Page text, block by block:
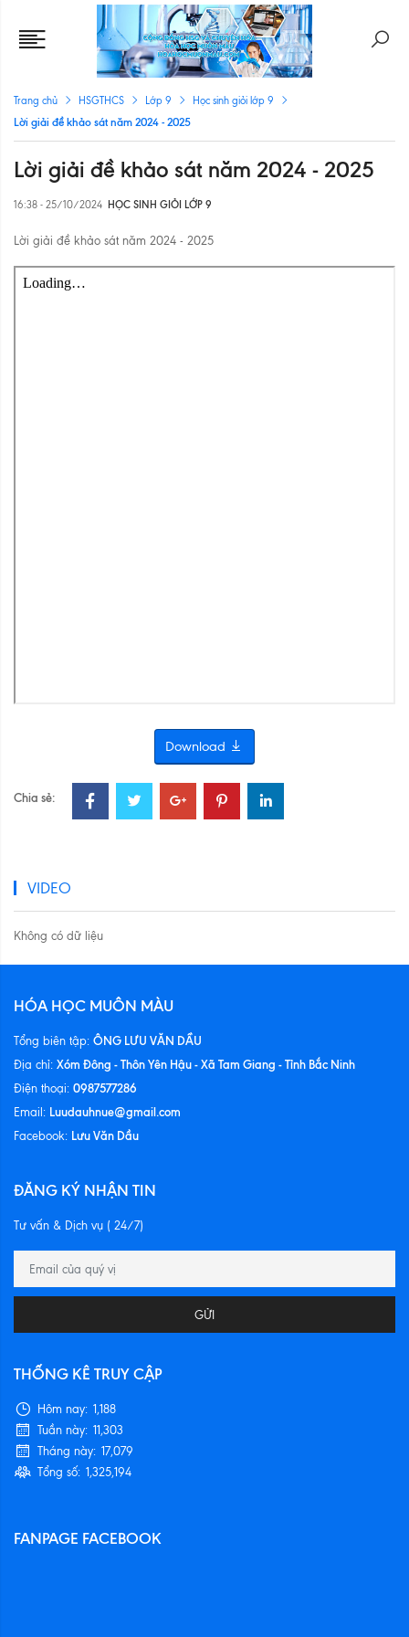
Trang chủ HSGTHCS Lớp 9 Học sinh giỏi lớp 9
Lời giải đề khảo sát năm 2024 - 2025
Lời giải đề khảo sát năm 2024 - 2025
16:38 - 25/10/2024 HỌC SINH GIỎI LỚP 9
Lời giải đề khảo sát năm 2024 - 2025
Download
Chia sẻ:
VIDEO
Không có dữ liệu
HÓA HỌC MUÔN MÀU
Tổng biên tập: ÔNG LƯU VĂN DẦU
Địa chỉ: Xóm Đông - Thôn Yên Hậu - Xã Tam Giang - Tỉnh Bắc Ninh
Điện thoại: 0987577286
Email: Luudauhnue@gmail.com
Facebook: Lưu Văn Dầu
ĐĂNG KÝ NHẬN TIN
Tư vấn & Dịch vụ ( 24/7)
GỬI
THỐNG KÊ TRUY CẬP
Hôm nay: 1,188
Tuần này: 11,303
Tháng này: 17,079
Tổng số: 1,325,194
FANPAGE FACEBOOK